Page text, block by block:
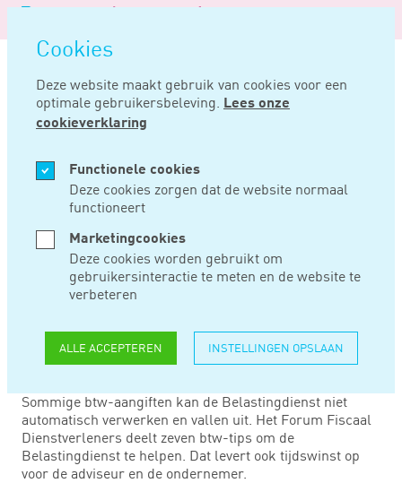
overslaan
Cookies
Deze website maakt gebruik van cookies voor een
optimale gebruikersbeleving. Lees onze
cookieverklaring
Functionele cookies
Deze cookies zorgen dat de website normaal
functioneert
Marketingcookies
Deze cookies worden gebruikt om
gebruikersinteractie te meten en de website te
verbeteren
ALLE ACCEPTEREN INSTELLINGEN OPSLAAN
Logo
Noord
Negentig
Home Nieuws
OKT 18, 2024
TIPS VOOR EEN
SNELLE(RE)
VERWERKING VAN
DE BTW-AANGIFTE
Sommige btw-aangiften kan de Belastingdienst niet
automatisch verwerken en vallen uit. Het Forum Fiscaal
Dienstverleners deelt zeven btw-tips om de
Belastingdienst te helpen. Dat levert ook tijdswinst op
voor de adviseur en de ondernemer.